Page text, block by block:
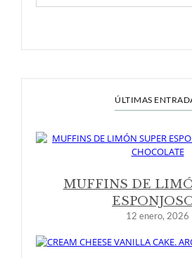
ÚLTIMAS
MUFFINS DE
12 enero, 2026